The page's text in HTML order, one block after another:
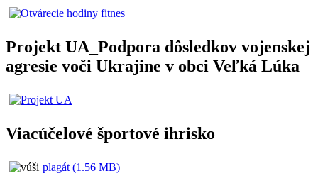
Projekt UA_Podpora dôsledkov vojenskej
agresie voči Ukrajine v obci Veľká Lúka
Viacúčelové športové ihrisko
plagát (1.56 MB)